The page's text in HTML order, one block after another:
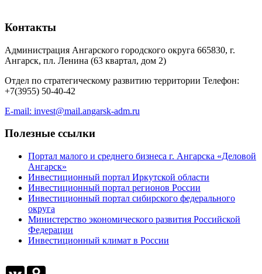
Контакты
Администрация Ангарского городского округа 665830, г.
Ангарск, пл. Ленина (63 квартал, дом 2)
Отдел по стратегическому развитию территории Телефон:
+7(3955) 50-40-42
E-mail: invest@mail.angarsk-adm.ru
Полезные ссылки
Портал малого и среднего бизнеса г. Ангарска «Деловой
Ангарск»
Инвестиционный портал Иркутской области
Инвестиционный портал регионов России
Инвестиционный портал сибирского федерального
округа
Министерство экономического развития Российской
Федерации
Инвестиционный климат в России
VK